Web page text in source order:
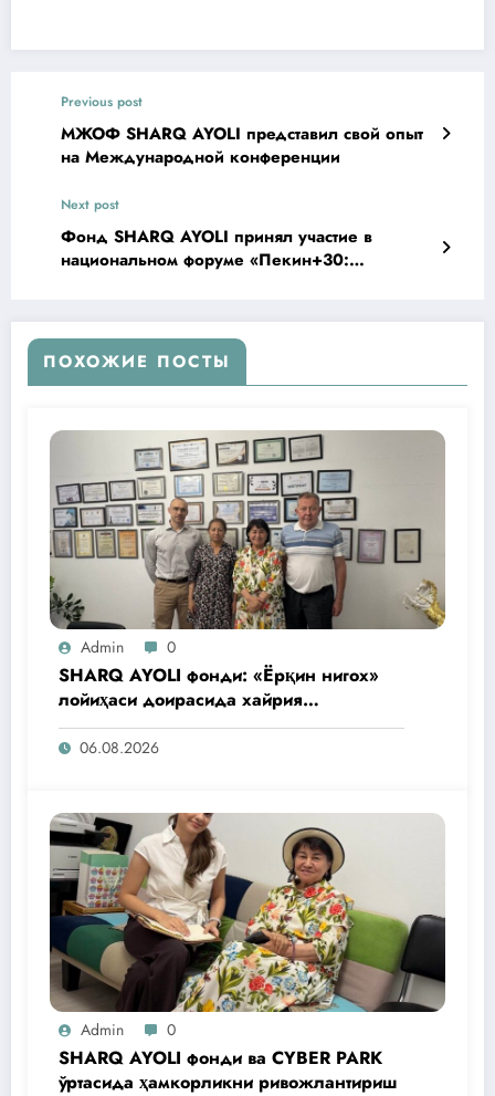
Previous post
МЖОФ SHARQ AYOLI представил свой опыт
на Международной конференции
Next post
Фонд SHARQ AYOLI принял участие в
национальном форуме «Пекин+30:
ПОХОЖИЕ ПОСТЫ
Admin 0
SHARQ AYOLI фонди: «Ёрқин нигох»
лойиҳаси доирасида хайрия
операциялари ўтказилади
06.08.2026
Admin 0
SHARQ AYOLI фонди ва CYBER PARK
ўртасида ҳамкорликни ривожлантириш